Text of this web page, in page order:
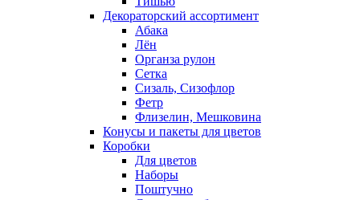
Декораторский ассортимент
Абака
Лён
Органза рулон
Сетка
Сизаль, Сизофлор
Фетр
Флизелин, Мешковина
Конусы и пакеты для цветов
Коробки
Для цветов
Наборы
Поштучно